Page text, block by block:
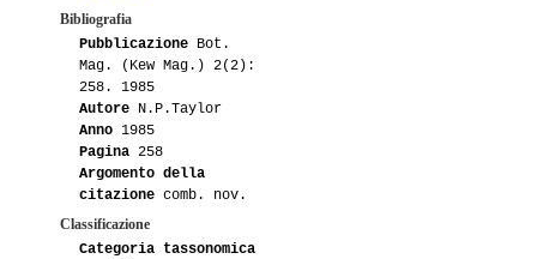
Bibliografia
Pubblicazione Bot.
Mag. (Kew Mag.) 2(2):
258. 1985
Autore N.P.Taylor
Anno 1985
Pagina 258
Argomento della
citazione comb. nov.
Classificazione
Categoria tassonomica